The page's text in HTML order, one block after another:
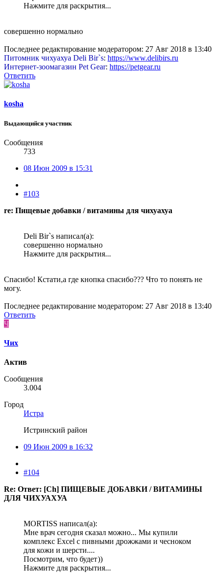
Нажмите для раскрытия...
совершенно нормально
Последнее редактирование модератором: 27 Авг 2018 в 13:40
Питомник чихуахуа Deli Bir`s: https://www.delibirs.ru
Интернет-зоомагазин Pet Gear: https://petgear.ru
Ответить
kosha
Выдающийся участник
Сообщения
733
08 Июн 2009 в 15:31
#103
re: Пищевые добавки / витамины для чихуахуа
Deli Bir`s написал(а):
совершенно нормально
Нажмите для раскрытия...
Спасибо! Кстати,а где кнопка спасибо??? Что то понять не
могу.
Последнее редактирование модератором: 27 Авг 2018 в 13:40
Ответить
Ч
Чих
Актив
Сообщения
3.004
Город
Истра
Истринский район
09 Июн 2009 в 16:32
#104
Re: Ответ: [Ch] ПИЩЕВЫЕ ДОБАВКИ / ВИТАМИНЫ
ДЛЯ ЧИХУАХУА
MORTISS написал(а):
Мне врач сегодня сказал можно... Мы купили
комплекс Excel с пивными дрожжами и чесноком
для кожи и шерсти....
Посмотрим, что будет))
Нажмите для раскрытия...